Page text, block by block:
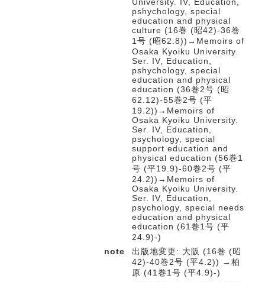
pshychology, special
education and physical
culture (16巻 (昭42)-36巻
1号 (昭62.8))→Memoirs of
Osaka Kyoiku University.
Ser. IV, Education,
pshychology, special
education and physical
education (36巻2号 (昭
62.12)-55巻2号 (平
19.2))→Memoirs of
Osaka Kyoiku University.
Ser. IV, Education,
psychology, special
support education and
physical education (56巻1
号 (平19.9)-60巻2号 (平
24.2))→Memoirs of
Osaka Kyoiku University.
Ser. IV, Education,
psychology, special needs
education and physical
education (61巻1号 (平
24.9)-)
note
出版地変更: 大阪 (16巻 (昭
42)-40巻2号 (平4.2)) →柏
原 (41巻1号 (平4.9)-)